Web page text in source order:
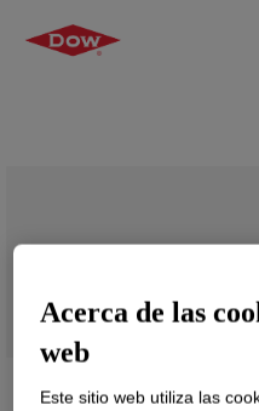
ISONATE™ M 320
Acerca de las
web
Este sitio web utiliza las